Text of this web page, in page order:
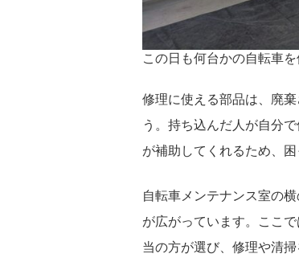
この日も何台かの自転車
修理に使える部品は、廃
う。持ち込んだ人が自分
が補助してくれるため、
自転車メンテナンス室の
が広がっています。ここ
当の方が選び、修理や清